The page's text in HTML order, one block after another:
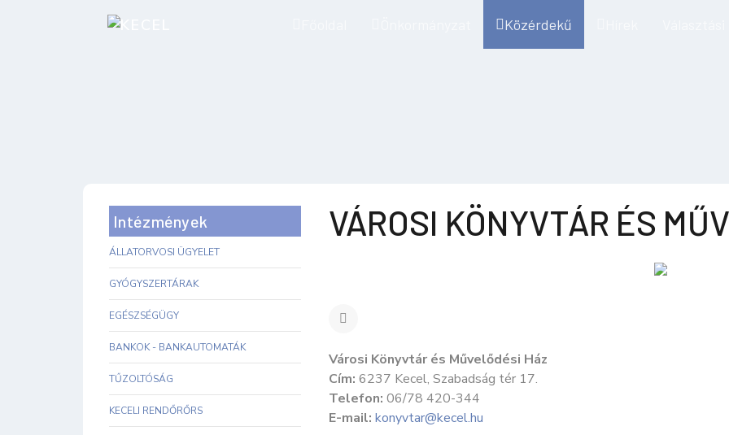
Közérdekű
Intézmények
ÁLLATORVOSI ÜGYELET
GYÓGYSZERTÁRAK
EGÉSZSÉGÜGY
BANKOK - BANKAUTOMATÁK
TŰZOLTÓSÁG
KECELI RENDŐRŐRS
VÁROSI KÖNYVTÁR ÉS
Városi Könyvtár és Művelődési Ház
Cím: 6237 Kecel, Szabadság tér 17.
Telefon: 06/78 420-344
E-mail: konyvtar@kecel.hu